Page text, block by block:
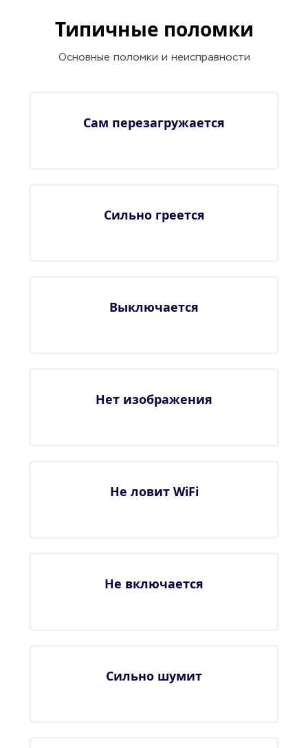
Типичные поломки
Основные поломки и неисправности
Сам перезагружается
Сильно греется
Выключается
Нет изображения
Не ловит WiFi
Не включается
Сильно шумит